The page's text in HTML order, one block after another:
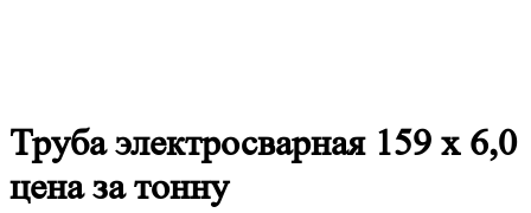
Трубаэлектросварная 159 х 6,0
цена за тонну